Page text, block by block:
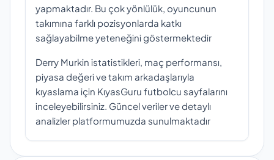
yapmaktadır. Bu çok yönlülük, oyuncunun
takımına farklı pozisyonlarda katkı
sağlayabilme yeteneğini göstermektedir
Derry Murkin istatistikleri, maç performansı,
piyasa değeri ve takım arkadaşlarıyla
kıyaslama için KıyasGuru futbolcu sayfalarını
inceleyebilirsiniz. Güncel veriler ve detaylı
analizler platformumuzda sunulmaktadır